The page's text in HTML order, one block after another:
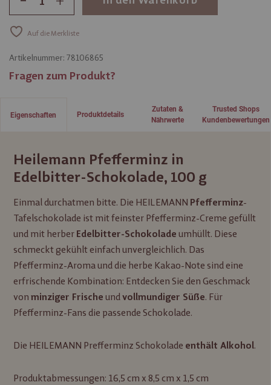
Auf die Merkliste
Artikelnummer: 78106865
Fragen zum Produkt?
Eigenschaften
Heilemann Pfefferminz in
Edelbitter-Schokolade, 100 g
Einmal durchatmen bitte. Die HEILEMANN Pfefferminz-
Tafelschokolade ist mit feinster Pfefferminz-Creme gefüllt
und mit herber Edelbitter-Schokolade umhüllt. Diese
schmeckt gekühlt einfach unvergleichlich. Das
Pfefferminz-Aroma und die herbe Kakao-Note sind eine
erfrischende Kombination: Entdecken Sie den Geschmack
vonminziger Frische undvollmundiger Süße. Für
Pfefferminz-Fans die passende Schokolade.
Die HEILEMANN Prefferminz Schokolade enthält Alkohol.
Produktabmessungen: 16,5 cm x 8,5 cm x 1,5 cm
Produktdetails
Zutaten &
Nährwerte
Trusted Shops
Kundenbewertungen